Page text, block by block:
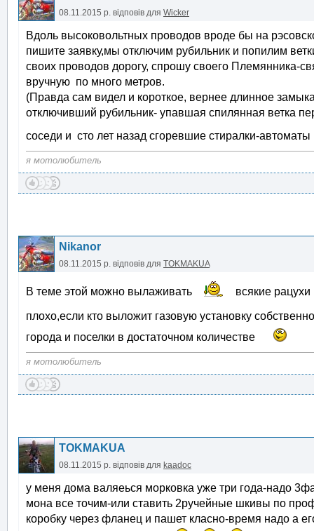
08.11.2015 р. відповів для Wicker
Вдоль высоковольтных проводов вроде бы на
пишите заявку,мы отключим рубильник и попилим
своих проводов дорогу, спрошу своего Племянника-
вручную по много метров.
(Правда сам видел и короткое, вернее длинное
отключивший рубильник- упавшая спилянная ветка
соседи и сто лет назад сгоревшие стиралки-
я мотолюбитель
Nikanor
08.11.2015 р. відповів для TOKMAKUA
В теме этой можно вылаживать всякие
плохо,если кто выложит газовую установку
города и поселки в достаточном количестве
я мотолюбитель
TOKMAKUA
08.11.2015 р. відповів для kaadoc
у меня дома валяеься морковка уже три года-надо
мона все точим-или ставить 2ручейные шкивы по
коробку через фланец и пашет класно-время надо а